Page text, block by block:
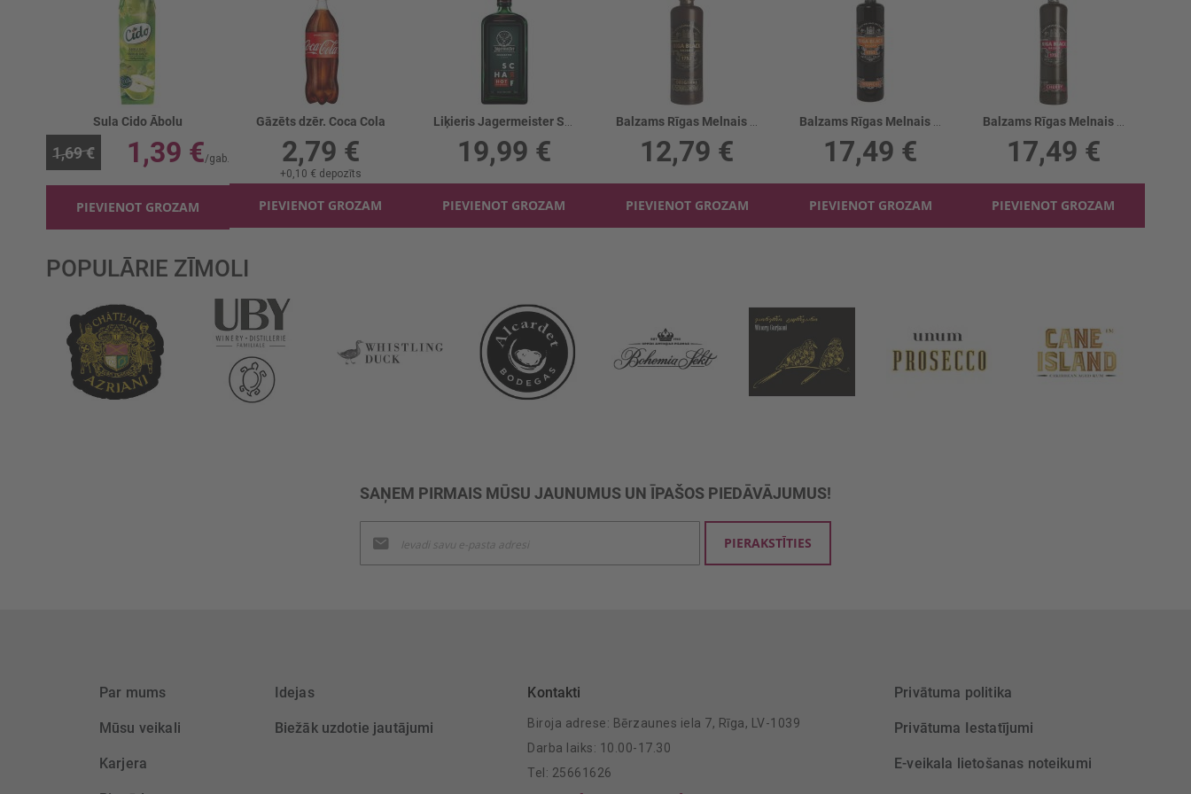
Sula Cido Ābolu
1,69 € 1,39 €
PIEVIENOT GROZAM
Gāzēts dzēr. Coca Cola
2,79 €
+0,10 € depozīts
PIEVIENOT GROZAM
Liķieris Jagermeister Scharf 33%
19,99 €
PIEVIENOT GROZAM
Balzams Rīgas Melnais 45%
12,79 €
PIEVIENOT GROZAM
Balzams Rīgas Melnais Tropiskais 30%
17,49 €
PIEVIENOT GROZAM
Balzams Rīgas Melnais ķiršu 30%
17,49 €
PIEVIENOT GROZAM
POPULĀRIE ZĪMOLI
SAŅEM PIRMAIS MŪSU JAUNUMUS UN ĪPAŠOS PIEDĀVĀJUMUS!
jaunumu
saņemšanai:
PIERAKSTĪTIES
Par mums
Mūsu veikali
Karjera
Idejas
Biežāk uzdotie jautājumi
Kontakti
Biroja adrese: Bērzaunes iela 7, Rīga, LV-1039
Darba laiks: 10.00-17.30
Tel: 25661626
Privātuma politika
Privātuma Iestatījumi
E-veikala lietošanas noteikumi